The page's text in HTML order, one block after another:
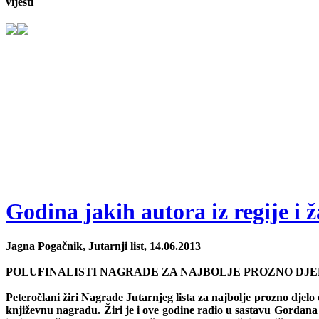
Godina jakih autora iz regije i
Jagna Pogačnik, Jutarnji list, 14.06.2013
POLUFINALISTI NAGRADE ZA NAJBOLJE PROZNO
Peteročlani žiri Nagrade Jutarnjeg lista za najbolje prozno
književnu nagradu. Žiri je i ove godine radio u sastavu